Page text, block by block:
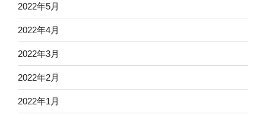
2022年5月
2022年4月
2022年3月
2022年2月
2022年1月